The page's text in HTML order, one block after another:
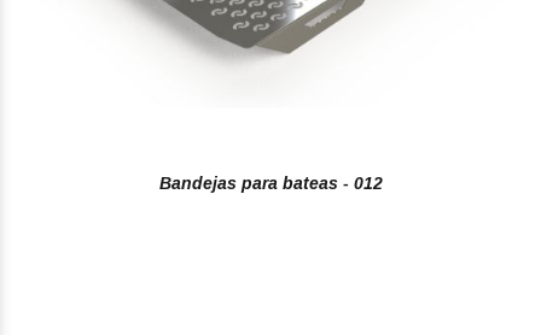
Bandejas para bateas - 012